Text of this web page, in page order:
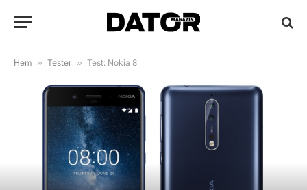
Hem » Tester » Test: Nokia 8